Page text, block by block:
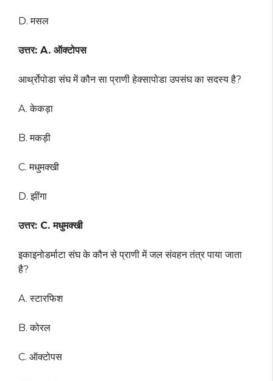
D. मसल
उत्तर: A. ऑक्टोपस
आर्थ्रोपोडा संघ में कौन सा प्राणी हेक्सापोडा उपसंघ का सदस्य है?
A. केकड़ा
B. मकड़ी
C. मधुमक्खी
D. झींगा
उत्तर: C. मधुमक्खी
इकाइनोडर्माटा संघ के कौन से प्राणी में जल संवहन तंत्र पाया जाता
है?
A. स्टारफिश
B. कोरल
C. ऑक्टोपस